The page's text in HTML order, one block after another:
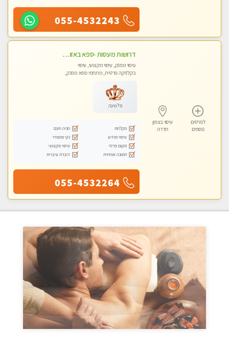
055-4532243
לפרטים
נוספים
עיסוי בצפון
חדרה
דרושות מעסות -ספא באזור השרון -טל -055-9641454‬
עיסוי מפנק, עיסוי מקצועי, עיסוי
בקלניקה פרטית, מתחמי ספא מפנק,
פלטינה
מקלחת
חניה חינם
עיסוי מרגיע
נקי ומסודר
מקום פרטי
עיסוי מקצועי
תמונה אמיתית
דוברת עיברית
055-4532264